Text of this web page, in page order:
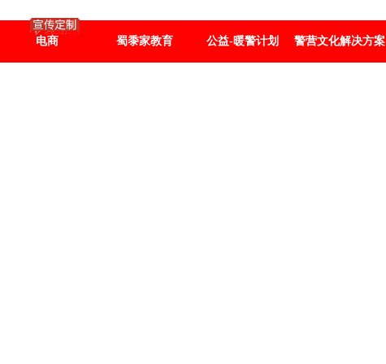
电商 蜀黍家教育 公益-暖警计划 警营文化解决方案